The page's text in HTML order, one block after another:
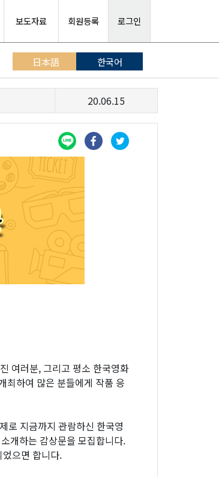
보도자료 회원등록 로그인
日本語 한국어
20.06.15
여러분, 그리고 평소 한국영화
최하여 많은 분들에게 작품 응
로 지금까지 관람하신 한국영
개하는 감상문을 모집합니다.
으면 합니다.